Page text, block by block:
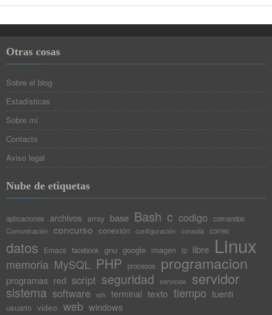
Otras cosas
Sobre el blog
Estadísticas
Sobre mí
Contacto
Aviso legal
Nube de etiquetas
aplicaciones archivos array base Bash c codigo
comandos
Comunicación concurso conexión configuración consola correo
datos Emacs facebook gnu google imagen ip libre Linux
memoria MySQL PHP procesos programacion
programas red script seguridad servicios servidor
sistema software ssh terminal texto tiempo tuenti
usuario video web windows